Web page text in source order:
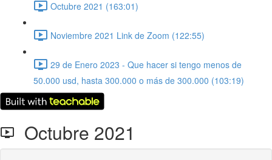
Octubre 2021 (163:01)
Noviembre 2021 Link de Zoom (122:55)
29 de Enero 2023 - Que hacer si tengo menos de
50.000 usd, hasta 300.000 o más de 300.000 (103:19)
Octubre 2021